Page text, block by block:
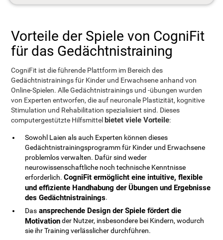
Vorteile der Spiele von CogniFit
für das Gedächtnistraining
CogniFit ist die führende Plattform im Bereich des
Gedächtnistrainings für Kinder und Erwachsene anhand von
Online-Spielen. Alle Gedächtnistrainings und -übungen wurden
von Experten entworfen, die auf neuronale Plastizität, kognitive
Stimulation und Rehabilitation spezialisiert sind. Dieses
computergestützte Hilfsmittel bietet viele Vorteile:
Sowohl Laien als auch Experten können dieses
Gedächtnistrainingsprogramm für Kinder und Erwachsene
problemlos verwalten. Dafür sind weder
neurowissenschaftliche noch technische Kenntnisse
erforderlich.CogniFit ermöglicht eine intuitive, flexible
und effiziente Handhabung der Übungen und Ergebnisse
des Gedächtnistrainings.
Das ansprechende Design der Spiele fördert die
Motivationder Nutzer, insbesondere bei Kindern, wodurch
sie ihr Training verlässlicher durchführen.